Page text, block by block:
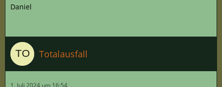
Daniel
Totalausfall
1. Juli 2024 um 16:54